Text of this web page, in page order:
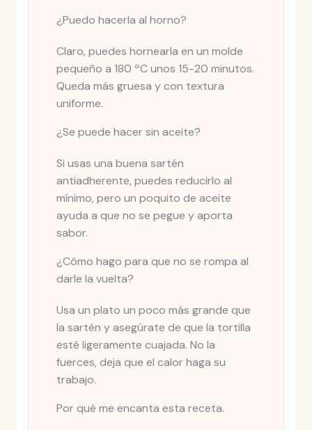
¿Puedo hacerla al horno?
Claro, puedes hornearla en un molde
pequeño a 180 ºC unos 15-20 minutos.
Queda más gruesa y con textura
uniforme.
¿Se puede hacer sin aceite?
Si usas una buena sartén
antiadherente, puedes reducirlo al
mínimo, pero un poquito de aceite
ayuda a que no se pegue y aporta
sabor.
¿Cómo hago para que no se rompa al
darle la vuelta?
Usa un plato un poco más grande que
la sartén y asegúrate de que la tortilla
esté ligeramente cuajada. No la
fuerces, deja que el calor haga su
trabajo.
Por qué me encanta esta receta.